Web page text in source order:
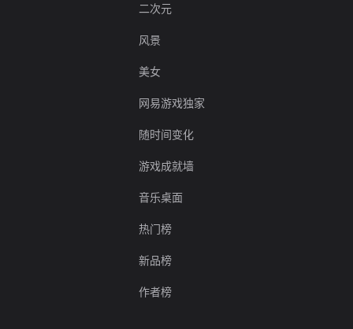
二次元
风景
美女
网易游戏独家
随时间变化
游戏成就墙
音乐桌面
热门榜
新品榜
作者榜